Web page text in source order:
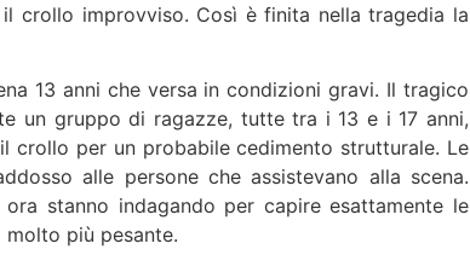
crollo improvviso. Così è finita nella tragedia la
13 anni che versa in condizioni gravi. Il tragico
un gruppo di ragazze, tutte tra i 13 e i 17 anni,
crollo per un probabile cedimento strutturale. Le
alle persone che assistevano alla scena.
stanno indagando per capire esattamente le
più pesante.